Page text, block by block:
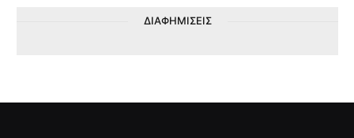
ΔΙΑΦΗΜΙΣΕΙΣ